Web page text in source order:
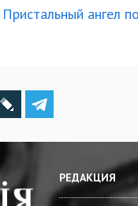
Пристальный ангел
РЕДАКЦИЯ